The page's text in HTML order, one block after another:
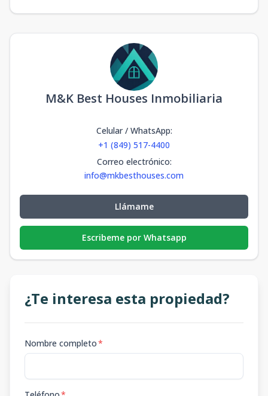
M&K Best Houses Inmobiliaria
Celular / WhatsApp:
+1 (849) 517-4400
Correo electrónico:
info@mkbesthouses.com
Llámame
Escribeme por Whatsapp
¿Te interesa esta propiedad?
Nombre completo*